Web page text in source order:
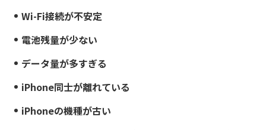
Wi-Fi接続が不安定
電池残量が少ない
データ量が多すぎる
iPhone同士が離れている
iPhoneの機種が古い